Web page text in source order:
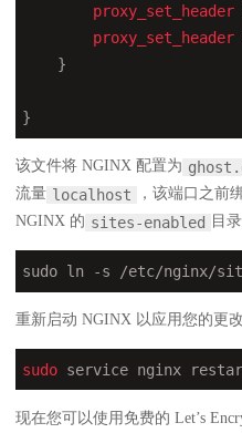
proxy_set_header
proxy_set_header
    }
}
该文件将 NGINX 配置为
流量 localhost
，该端口之前
NGINX 的 sites-enabled 目
sudo ln -s /etc/nginx/
重新启动 NGINX 以应用您的更改
sudo service nginx
现在您可以使用免费的 Let’s